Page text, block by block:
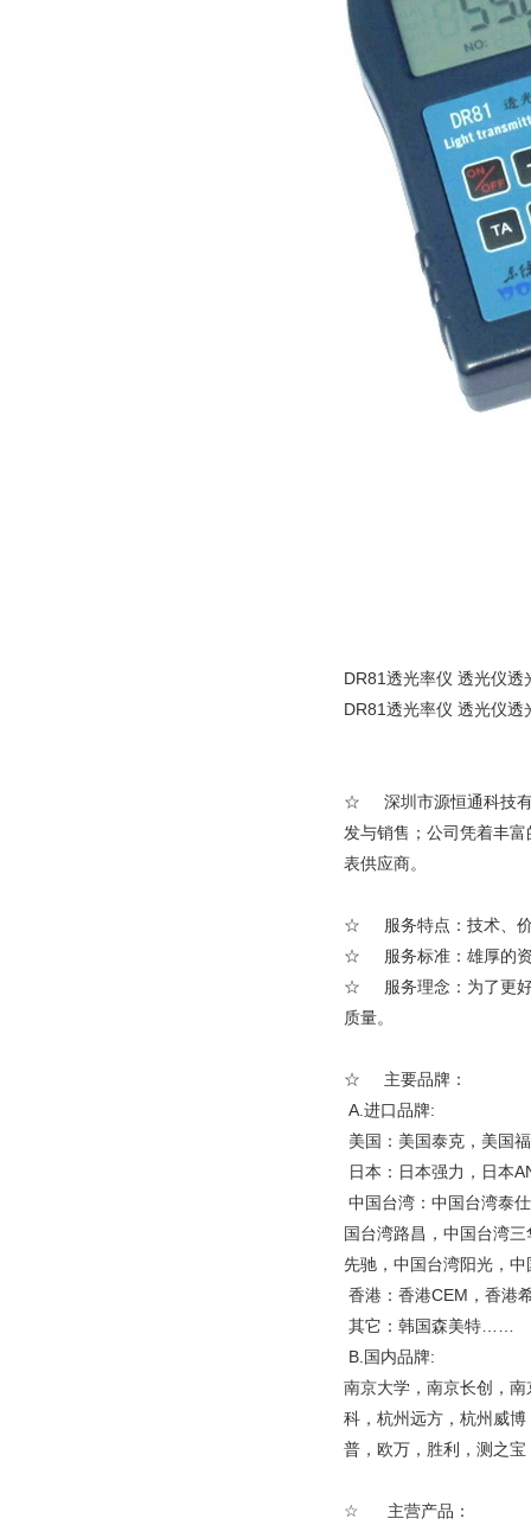
DR81透光率仪 透光仪
DR81透光率仪 透光仪
☆ 深圳市源恒通科技有
发与销售；公司凭着丰
表供应商。
☆ 服务特点：技术、价
☆ 服务标准：雄厚的资
☆ 服务理念：为了更好
质量。
☆ 主要品牌：
A.进口品牌:
美国：美国泰克，美国
日本：日本强力，日本
中国台湾：中国台湾泰
国台湾路昌，中国台湾
先驰，中国台湾阳光，
香港：香港CEM，香港
其它：韩国森美特……
B.国内品牌:
南京大学，南京长创，
科，杭州远方，杭州威
普，欧万，胜利，测之
☆ 主营产品：